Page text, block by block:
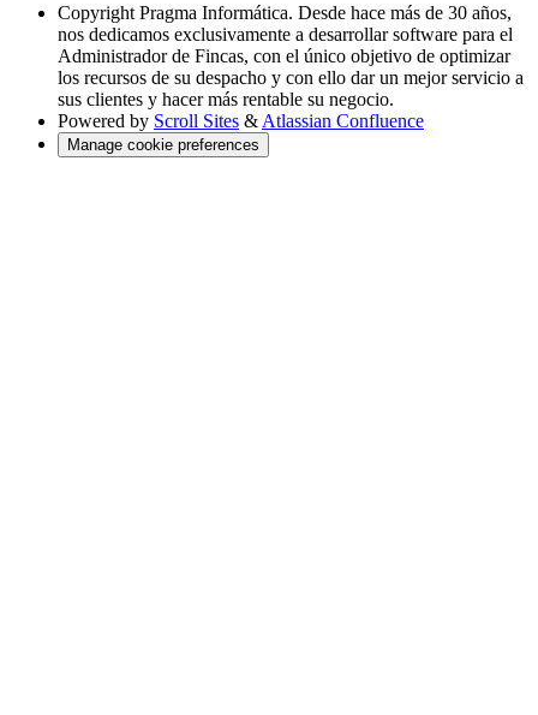
Copyright Pragma Informática. Desde hace más de 30 años,
nos dedicamos exclusivamente a desarrollar software para el
Administrador de Fincas, con el único objetivo de optimizar
los recursos de su despacho y con ello dar un mejor servicio a
sus clientes y hacer más rentable su negocio.
Powered by Scroll Sites &Atlassian Confluence
Manage cookie preferences